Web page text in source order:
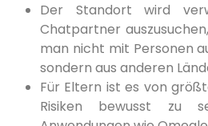
Der Standort wird
Chatpartner
man nicht mit Personen
sondern aus anderen
Für Eltern ist es von
Risiken bewusst zu